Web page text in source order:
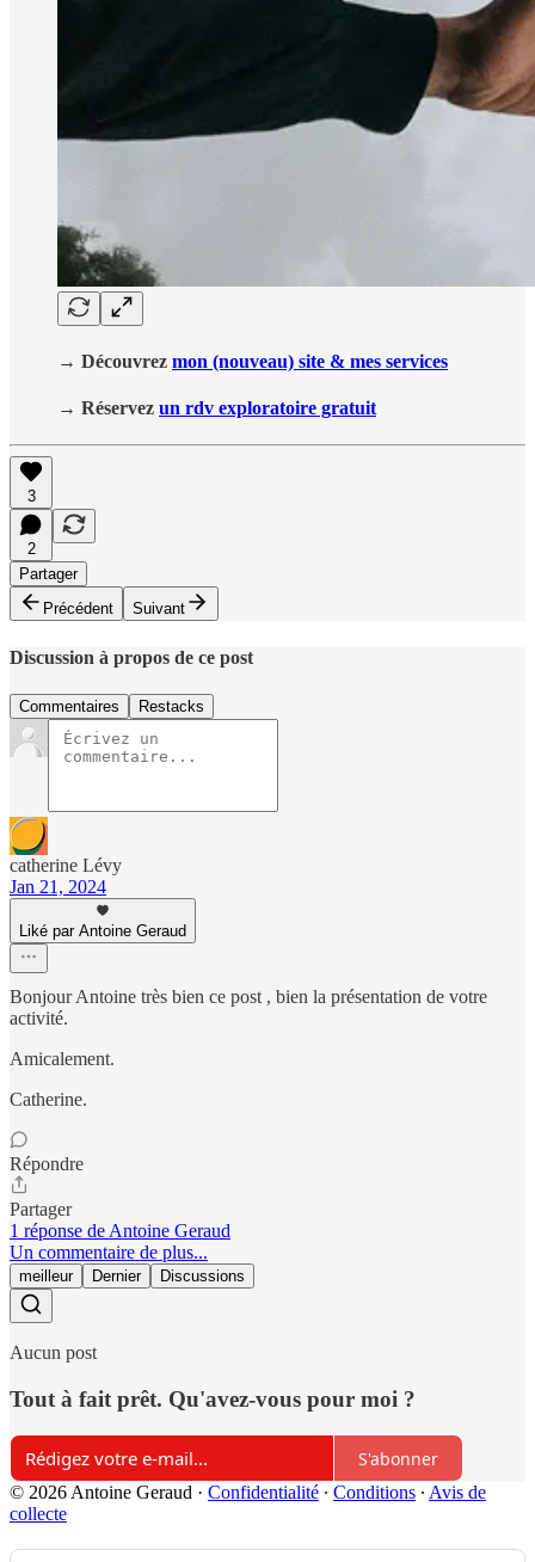
→ Découvrez mon (nouveau) site & mes services
→ Réservez un rdv exploratoire gratuit
3
2
Partager
Précédent
Suivant
Discussion à propos de ce post
Commentaires Restacks
catherine Lévy
Jan 21, 2024
Liké par Antoine Geraud
Bonjour Antoine très bien ce post , bien la présentation de votre
activité.
Amicalement.
Catherine.
Répondre
Partager
1 réponse de Antoine Geraud
Un commentaire de plus...
meilleur Dernier Discussions
Aucun post
Tout à fait prêt. Qu'avez-vous pour moi ?
S'abonner
© 2026 Antoine Geraud · Confidentialité ∙ Conditions ∙ Avis de
collecte